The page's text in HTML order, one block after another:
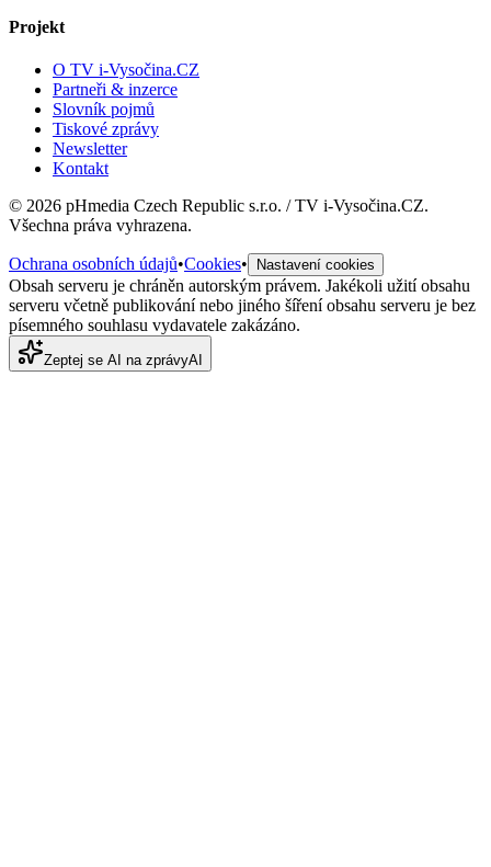
Projekt
O TV i-Vysočina.CZ
Partneři & inzerce
Slovník pojmů
Tiskové zprávy
Newsletter
Kontakt
© 2026 pHmedia Czech Republic s.r.o. / TV i-Vysočina.CZ.
Všechna práva vyhrazena.
Ochrana osobních údajů•Cookies• Nastavení cookies
Obsah serveru je chráněn autorským právem. Jakékoli užití obsahu
serveru včetně publikování nebo jiného šíření obsahu serveru je bez
písemného souhlasu vydavatele zakázáno.
Zeptej se AI na zprávyAI